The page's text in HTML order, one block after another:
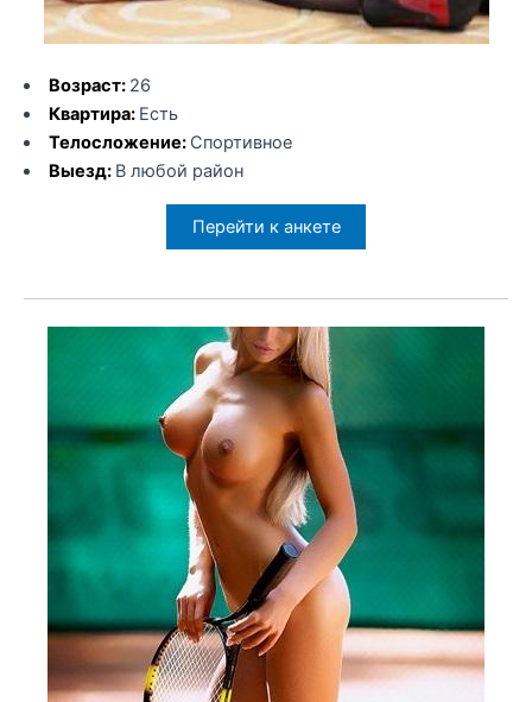
Возраст: 26
Квартира: Есть
Телосложение: Спортивное
Выезд: В любой район
Перейти к анкете